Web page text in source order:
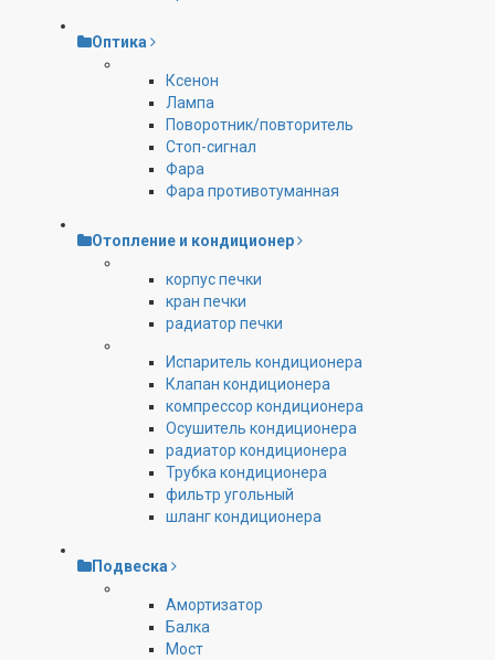
Оптика
Ксенон
Лампа
Поворотник/повторитель
Стоп-сигнал
Фара
Фара противотуманная
Отопление и кондиционер
корпус печки
кран печки
радиатор печки
Испаритель кондиционера
Клапан кондиционера
компрессор кондиционера
Осушитель кондиционера
радиатор кондиционера
Трубка кондиционера
фильтр угольный
шланг кондиционера
Подвеска
Амортизатор
Балка
Мост